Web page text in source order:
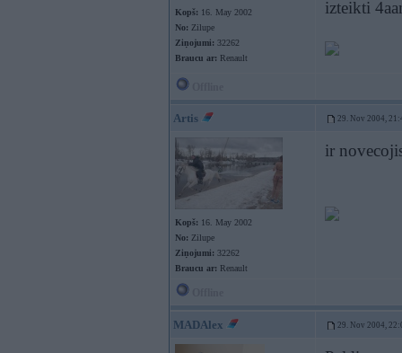
Kopš: 16. May 2002
No: Zilupe
Ziņojumi: 32262
Braucu ar: Renault
izteikti
Artis 29. Nov 2004,
Kopš: 16. May 2002
No: Zilupe
Ziņojumi: 32262
Braucu ar: Renault
ir
MADAlex 29. Nov 2004,